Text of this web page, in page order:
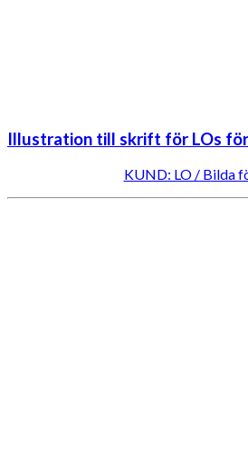
Illustration till skrift för LOs
KUND: LO / Bilda